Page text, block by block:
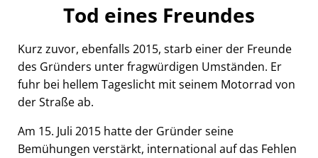
Tod eines Freundes
Kurz zuvor, ebenfalls 2015, starb einer der Freunde
des Gründers unter fragwürdigen Umständen. Er
fuhr bei hellem Tageslicht mit seinem Motorrad von
der Straße ab.
Am 15. Juli 2015 hatte der Gründer seine
Bemühungen verstärkt, international auf das Fehlen